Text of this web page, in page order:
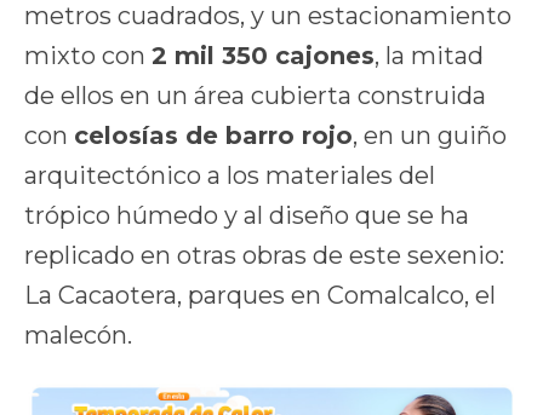
metros cuadrados, y un estacionamiento
mixto con 2 mil 350 cajones, la mitad
de ellos en un área cubierta construida
con celosías de barro rojo, en un guiño
arquitectónico a los materiales del
trópico húmedo y al diseño que se ha
replicado en otras obras de este sexenio:
La Cacaotera, parques en Comalcalco, el
malecón.